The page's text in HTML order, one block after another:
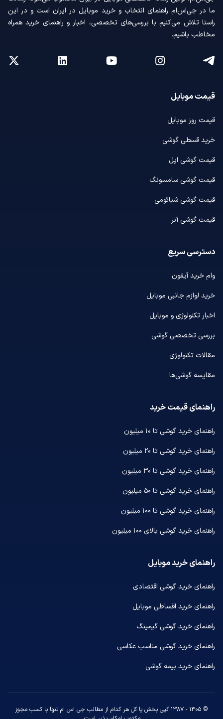
ما در جی‌اس‌ام راهنمای انتخاب و خرید موبایل در ایران است و در این
راستا تلاش می‌کنیم با بررسی‌های تخصصی، اخبار و راهنمای خرید همراه
مخاطب باشیم.
قیمت موبایل
قیمت روز موبایل
خرید قسطی گوشی
قیمت گوشی اپل
قیمت گوشی سامسونگ
قیمت گوشی شیائومی
قیمت گوشی آنر
دسترسی سریع
وام خرید آیفون
خرید لوازم جانبی موبایل
اخبار تکنولوژی و موبایل
بررسی تخصصی گوشی
مقالات تکنولوژی
مقایسه گوشی‌ها
راهنمای قیمت خرید
راهنمای خرید گوشی تا ۱۰ میلیون
راهنمای خرید گوشی تا ۲۰ میلیون
راهنمای خرید گوشی تا ۳۰ میلیون
راهنمای خرید گوشی تا ۵۰ میلیون
راهنمای خرید گوشی تا ۱۰۰ میلیون
راهنمای خرید گوشی بالای ۱۰۰ میلیون
راهنمای خرید موبایل
راهنمای خرید گوشی اقتصادی
راهنمای خرید اقساطی موبایل
راهنمای خرید گوشی گیمینگ
راهنمای خرید گوشی مناسب عکاسی
راهنمای خرید بیمه گوشی
© ۱۴۰۵ - ۱۳۸۷ کپی بخش یا کل هر کدام از مطالب جی اس ام تنها با کسب مجوز